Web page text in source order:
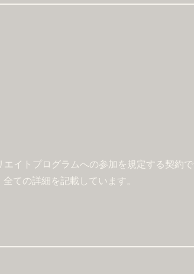
イトプログラムへの参加を規定する契約で
ての詳細を記載しています。